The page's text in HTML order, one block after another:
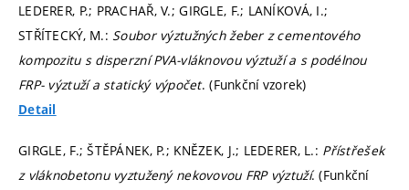
LEDERER, P.; PRACHAŘ, V.; GIRGLE, F.; LANÍKOVÁ, I.;
STŘÍTECKÝ, M.: Soubor výztužných žeber z cementového
kompozitu s disperzní PVA-vláknovou výztuží a s podélnou
FRP- výztuží a statický výpočet. (Funkční vzorek)
Detail
GIRGLE, F.; ŠTĚPÁNEK, P.; KNĚZEK, J.; LEDERER, L.: Přístřešek
z vláknobetonu vyztužený nekovovou FRP výztuží. (Funkční